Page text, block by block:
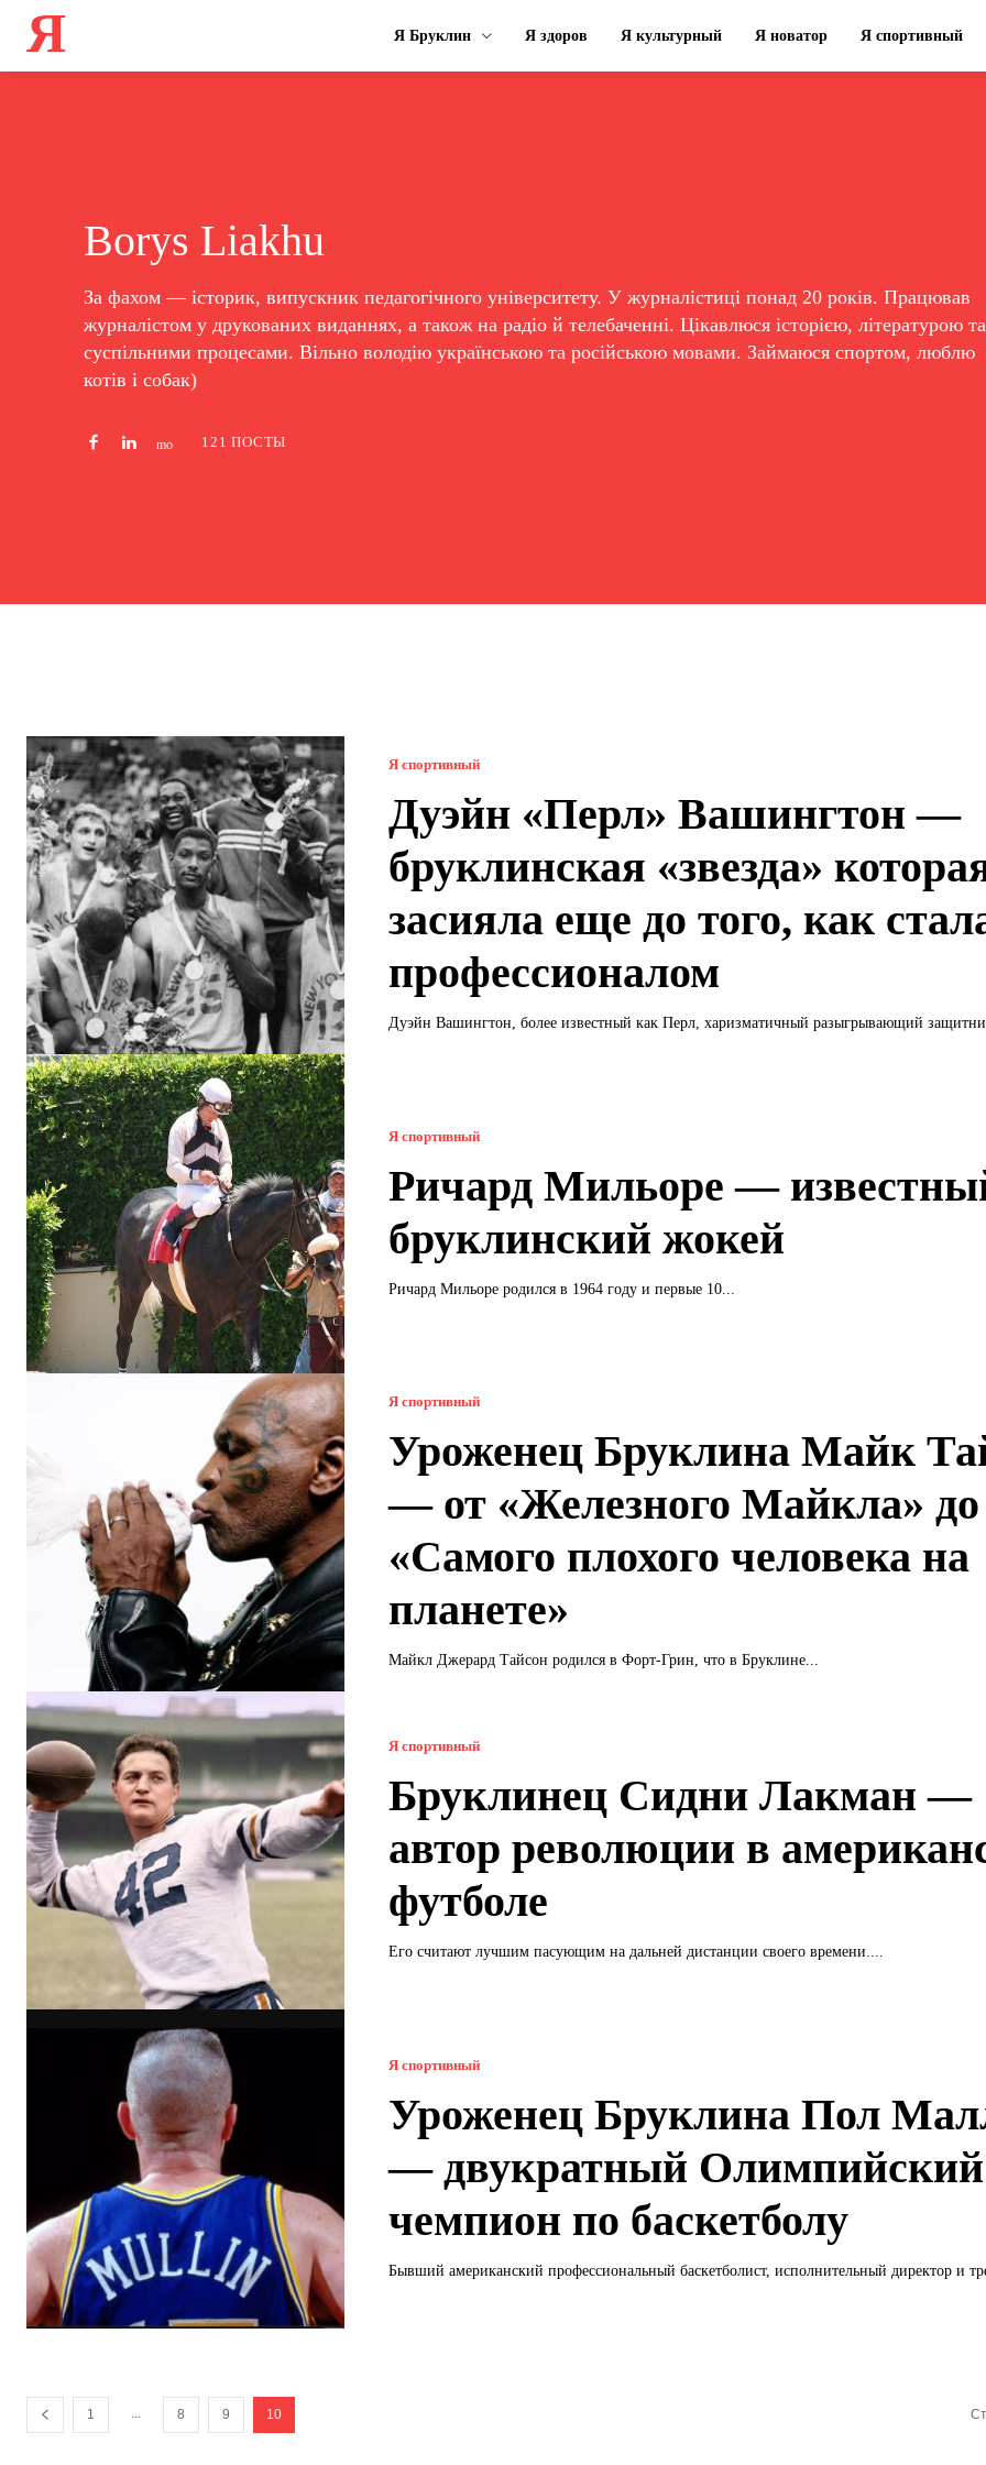
Я Я Бруклин Я здоров Я культурный Я новатор Я спортивный
Borys Liakhu
За фахом — історик, випускник педагогічного університету. У журналістиці понад 20 років. Працював
журналістом у друкованих виданнях, а також на радіо й телебаченні. Цікавлюся історією, літературою та
суспільними процесами. Вільно володію українською та російською мовами. Займаюся спортом, люблю
котів і собак)
121 ПОСТЫ
Я спортивный
Дуэйн «Перл» Вашингтон —
бруклинская «звезда»
засияла еще до того, как
профессионалом
Дуэйн Вашингтон, более известный как Перл, харизматичный разыгрывающий
Я спортивный
Ричард Мильоре —
бруклинский жокей
Ричард Мильоре родился в 1964 году и первые 10...
Я спортивный
Уроженец Бруклина Майк
— от «Железного Майкла» до
«Самого плохого человека на
планете»
Майкл Джерард Тайсон родился в Форт-Грин, что в Бруклине...
Я спортивный
Бруклинец Сидни Лакман —
автор революции в
футболе
Его считают лучшим пасующим на дальней дистанции своего времени....
Я спортивный
Уроженец Бруклина Пол
— двукратный Олимпийский
чемпион по баскетболу
Бывший американский профессиональный баскетболист, исполнительный директор и
1 8 9 10